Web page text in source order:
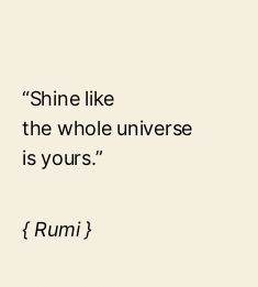
“Shine like
the whole universe
is yours.”
{ Rumi }